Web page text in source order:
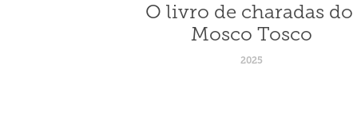
O livro de charadas do
Mosco Tosco
2025